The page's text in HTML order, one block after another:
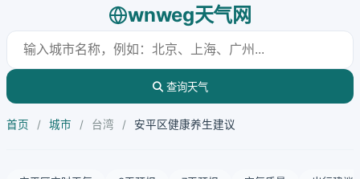
wnweg天气网
查询天气
首页 / 城市 / 台湾 / 安平区健康养生建议